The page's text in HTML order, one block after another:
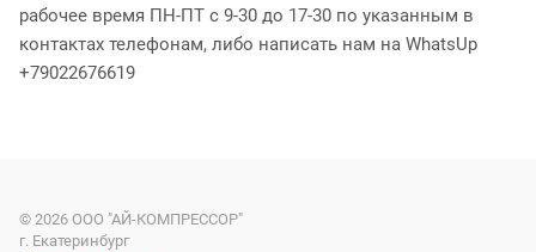
рабочее время ПН-ПТ с 9-30 до 17-30 по указанным в
контактах телефонам, либо написать нам на WhatsUp
+79022676619
© 2026 ООО "АЙ-КОМПРЕССОР"
г. Екатеринбург